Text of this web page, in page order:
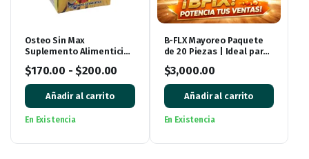
Osteo Sin Max
Suplemento Alimenticio
Tabletas
$170.00 -$200.00
Añadir al carrito
En Existencia
B-FLX Mayoreo Paquete
de 20 Piezas | Ideal para
$3,000.00
Añadir al carrito
En Existencia